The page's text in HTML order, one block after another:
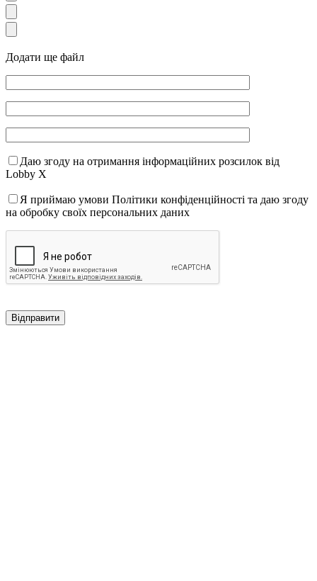
Додати ще файл
Даю згоду на отримання інформаційних розсилок від
Lobby X
Я приймаю умови Політики конфіденційності та даю згоду
на обробку своїх персональних даних